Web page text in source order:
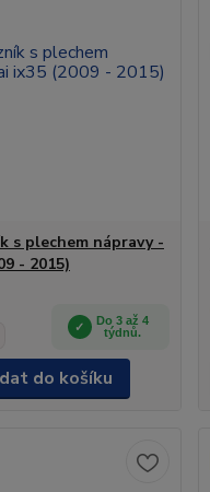
s plechem nápravy -
- 2015)
Do 3 až 4
týdnů.
do košíku